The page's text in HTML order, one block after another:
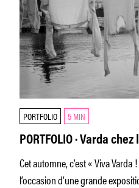
PORTFOLIO 5 MIN
PORTFOLIO · Varda
Cet automne, c’est « Viva Varda
l’occasion d’une grande